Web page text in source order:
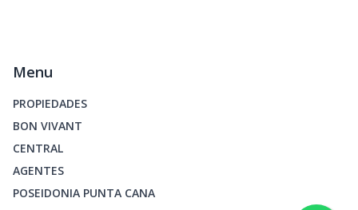
Menu
PROPIEDADES
BON VIVANT
CENTRAL
AGENTES
POSEIDONIA PUNTA CANA